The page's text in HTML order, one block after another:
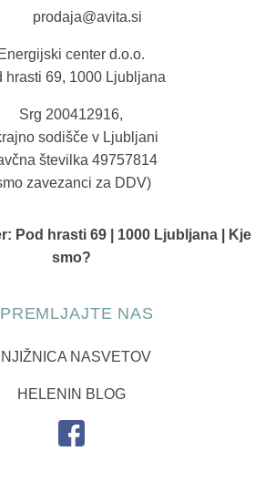
prodaja@avita.si
Energijski center d.o.o.
hrasti 69, 1000 Ljubljana
Srg 200412916,
sodišče v Ljubljani
številka 49757814
zavezanci za DDV)
Pod hrasti 69 | 1000 Ljubljana | Kje
smo?
NAS
NASVETOV
HELENIN BLOG